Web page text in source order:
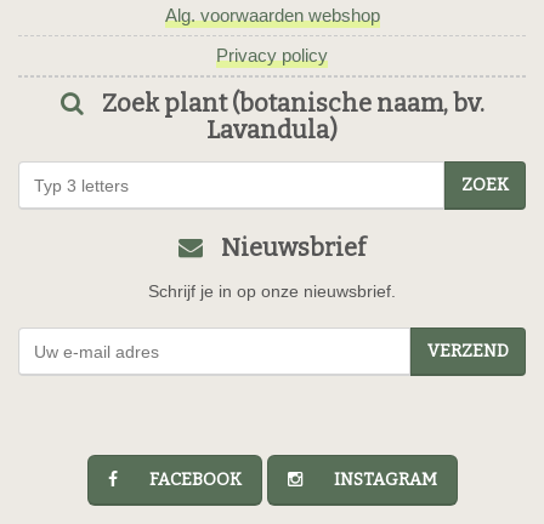
Alg. voorwaarden webshop
Privacy policy
Zoek plant (botanische naam, bv.
Lavandula)
ZOEK
Nieuwsbrief
Schrijf je in op onze nieuwsbrief.
VERZEND
FACEBOOK INSTAGRAM